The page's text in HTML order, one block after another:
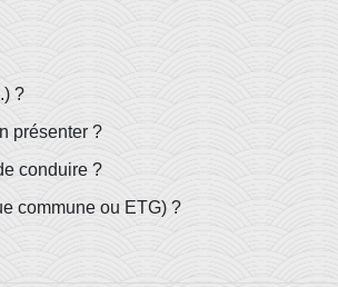
?
présenter ?
conduire ?
commune ou ETG) ?